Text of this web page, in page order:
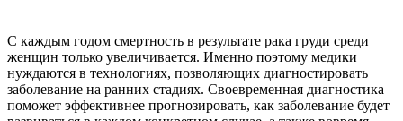
С каждым годом смертность в результате рака груди среди
женщин только увеличивается. Именно поэтому медики
нуждаются в технологиях, позволяющих диагностировать
заболевание на ранних стадиях. Своевременная диагностика
поможет эффективнее прогнозировать, как заболевание будет